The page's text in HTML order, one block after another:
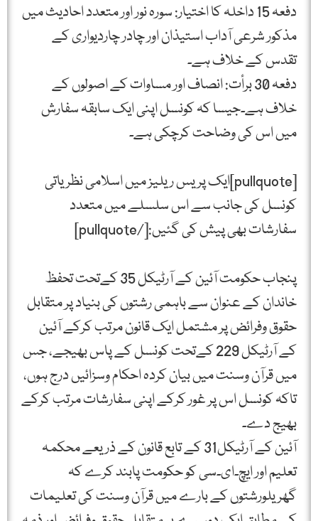
دفعہ 15 داخلہ كا اختیار: سورہ نور اور متعدد احادیث میں
مذكور شرعی آداب استیذان اور چادر چاردیواری كے
تقدس كے خلاف ہے۔
دفعہ 30 برأت: انصاف اور مساوات كے اصولوں كے
خلاف ہے۔جیسا كہ كونسل اپنی ایک سابقہ سفارش
میں اس كی وضاحت كرچكی ہے۔
[pullquote]ایک پریس ریلیز میں اسلامی نظریاتی
کونسل کی جانب سے اس سلسلے میں متعدد
سفارشات بھی پیش کی گئیں:[/pullquote]
پنجاب حكومت آئین كے آرٹیكل 35 كےتحت تحفظ
خاندان كے عنوان سے باہمی رشتوں كی بنیاد پر متقابل
حقوق وفرائض پر مشتمل ایک قانون مرتب كركے آئین
كے آرٹیكل 229 كےتحت كونسل كے پاس بھیجے، جس
میں قرآن وسنت میں بیان كردہ احكام وسزائیں درج ہوں،
تاكہ كونسل اس پر غور كركے اپنی سفارشات مرتب كركے
بھیج دے۔
آئین كے آرٹیكل31 كے تابع قانون كے ذریعے محكمہ
تعلیم اور ایچ۔ای۔سی كو حكومت پابند كرے كہ
گھریلورشتوں كے بارے میں قرآن وسنت كی تعلیمات